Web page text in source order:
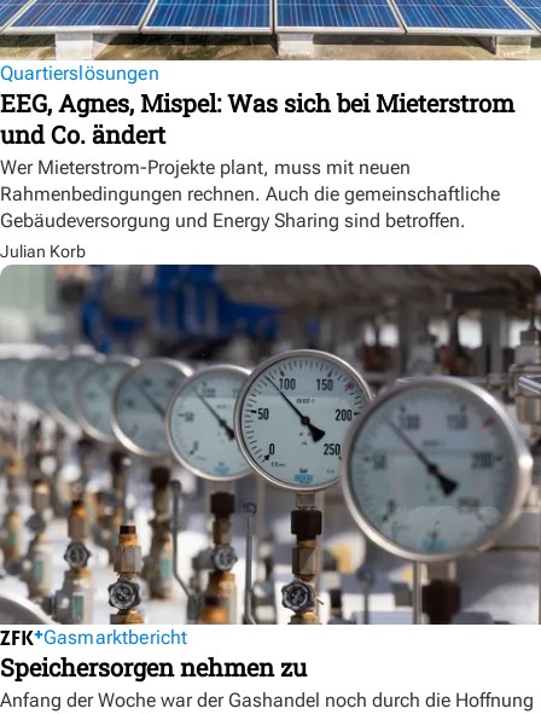
Quartierslösungen
EEG, Agnes, Mispel: Was sich bei Mieterstrom
und Co. ändert
Wer Mieterstrom-Projekte plant, muss mit neuen
Rahmenbedingungen rechnen. Auch die gemeinschaftliche
Gebäudeversorgung und Energy Sharing sind betroffen.
Julian Korb
Gasmarktbericht
Speichersorgen nehmen zu
Anfang der Woche war der Gashandel noch durch die Hoffnung